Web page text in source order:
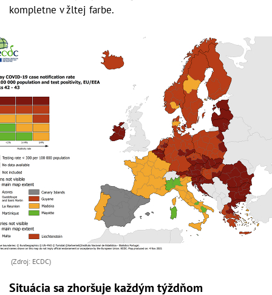
kompletne v žltej farbe.
(Zdroj: ECDC)
Situácia sa zhoršuje každým týždňom